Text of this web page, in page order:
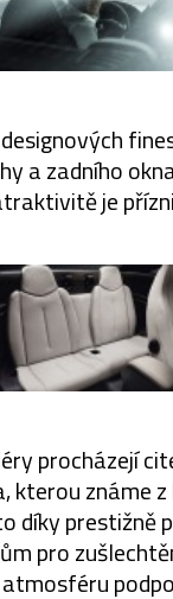
a zadního
je
procházejí
kterou známe
díky
pro